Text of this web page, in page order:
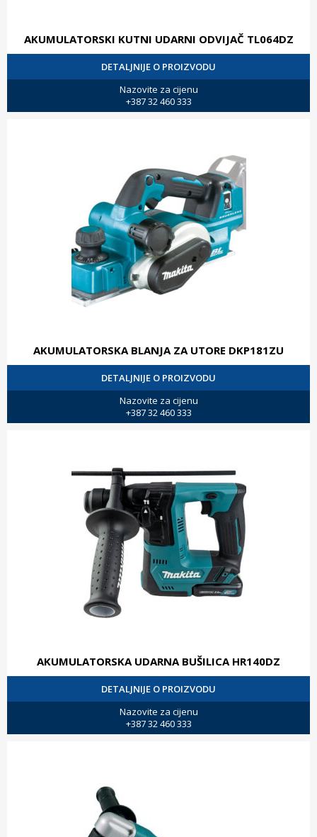
AKUMULATORSKI KUTNI UDARNI ODVIJAČ TL064DZ
DETALJNIJE O PROIZVODU
Nazovite za cijenu
+387 32 460 333
AKUMULATORSKA BLANJA ZA UTORE DKP181ZU
DETALJNIJE O PROIZVODU
Nazovite za cijenu
+387 32 460 333
AKUMULATORSKA UDARNA BUŠILICA HR140DZ
DETALJNIJE O PROIZVODU
Nazovite za cijenu
+387 32 460 333